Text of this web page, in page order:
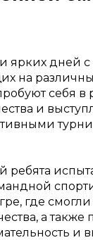
ярких дней
на
себя в
и
ребята
где
а также
и